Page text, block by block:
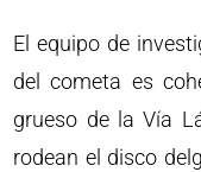
El equipo de
del cometa es
grueso de la Vía
rodean el disco